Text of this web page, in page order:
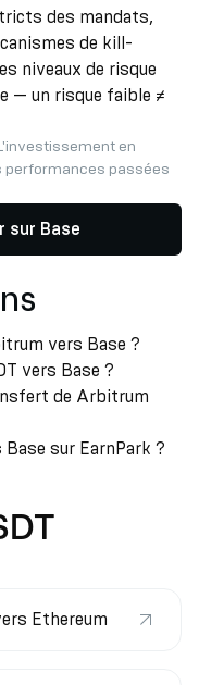
des mandats,
de kill-
niveaux de risque
— un risque faible ≠
en
performances passées
sur Base
vers Base ?
vers Base ?
de Arbitrum
sur EarnPark ?
Ethereum